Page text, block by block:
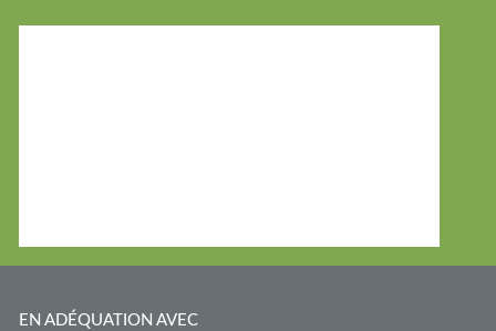
EN ADÉQUATION AVEC